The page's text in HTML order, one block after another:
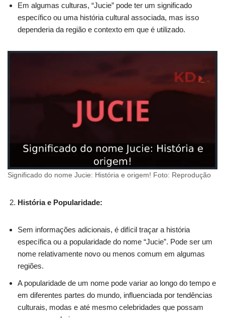
Em algumas culturas, “Jucie” pode ter um significado
específico ou uma história cultural associada, mas isso
dependeria da região e contexto em que é utilizado.
Significado do nome Jucie: História e origem! Foto: Reprodução
História e Popularidade:
Sem informações adicionais, é difícil traçar a história
específica ou a popularidade do nome “Jucie”. Pode ser um
nome relativamente novo ou menos comum em algumas
regiões.
A popularidade de um nome pode variar ao longo do tempo e
em diferentes partes do mundo, influenciada por tendências
culturais, modas e até mesmo celebridades que possam